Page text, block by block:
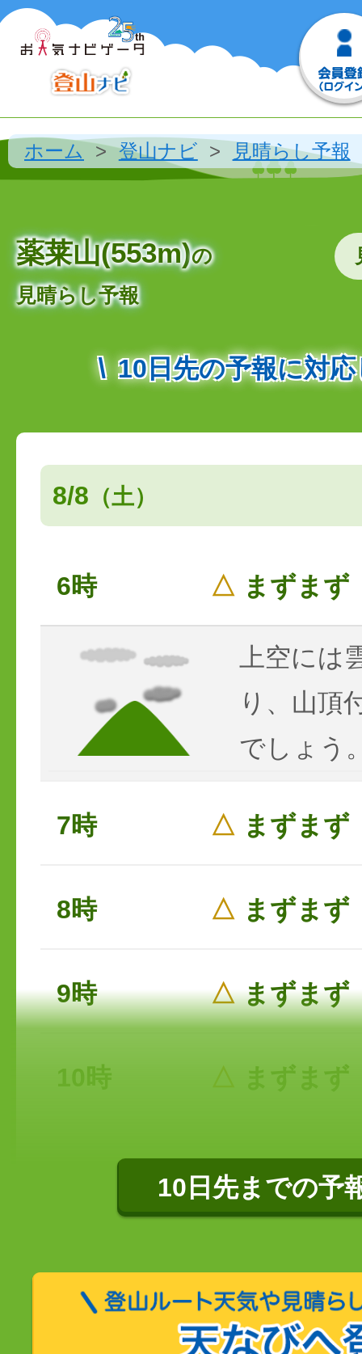
ホーム 登山ナビ 見晴らし予報
薬莱山(553m)の
見晴らし予報
10日先の予報に対
8/8 （土）
6時 △ まずまず
上空には
り、山頂
でしょう
7時 △ まずまず
8時 △ まずまず
9時 △まずまず
10時 △ まずまず
10日先までの予